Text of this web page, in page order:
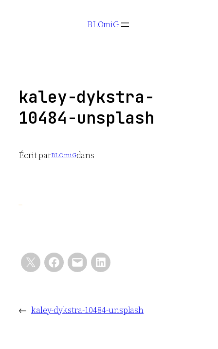
BLOmiG
kaley-dykstra-
10484-unsplash
Écrit parBLOmiGdans
← kaley-dykstra-10484-unsplash